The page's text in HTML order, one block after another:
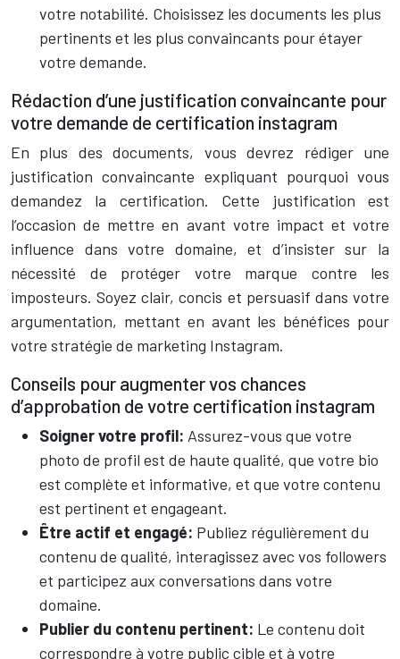
votre notabilité. Choisissez les documents les plus
pertinents et les plus convaincants pour étayer
votre demande.
Rédaction d’une justification convaincante pour
votre demande de certification instagram
En plus des documents, vous devrez rédiger une
justification convaincante expliquant pourquoi vous
demandez la certification. Cette justification est
l’occasion de mettre en avant votre impact et votre
influence dans votre domaine, et d’insister sur la
nécessité de protéger votre marque contre les
imposteurs. Soyez clair, concis et persuasif dans votre
argumentation, mettant en avant les bénéfices pour
votre stratégie de marketing Instagram.
Conseils pour augmenter vos chances
d’approbation de votre certification instagram
Soigner votre profil: Assurez-vous que votre
photo de profil est de haute qualité, que votre bio
est complète et informative, et que votre contenu
est pertinent et engageant.
Être actif et engagé: Publiez régulièrement du
contenu de qualité, interagissez avec vos followers
et participez aux conversations dans votre
domaine.
Publier du contenu pertinent: Le contenu doit
correspondre à votre public cible et à votre